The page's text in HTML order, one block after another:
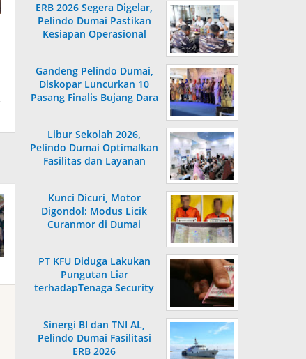
ERB 2026 Segera Digelar,
Pelindo Dumai Pastikan
Kesiapan Operasional
Gandeng Pelindo Dumai,
Diskopar Luncurkan 10
Pasang Finalis Bujang Dara
Libur Sekolah 2026,
Pelindo Dumai Optimalkan
Fasilitas dan Layanan
Kunci Dicuri, Motor
Digondol: Modus Licik
Curanmor di Dumai
PT KFU Diduga Lakukan
Pungutan Liar
terhadapTenaga Security
Sinergi BI dan TNI AL,
Pelindo Dumai Fasilitasi
ERB 2026